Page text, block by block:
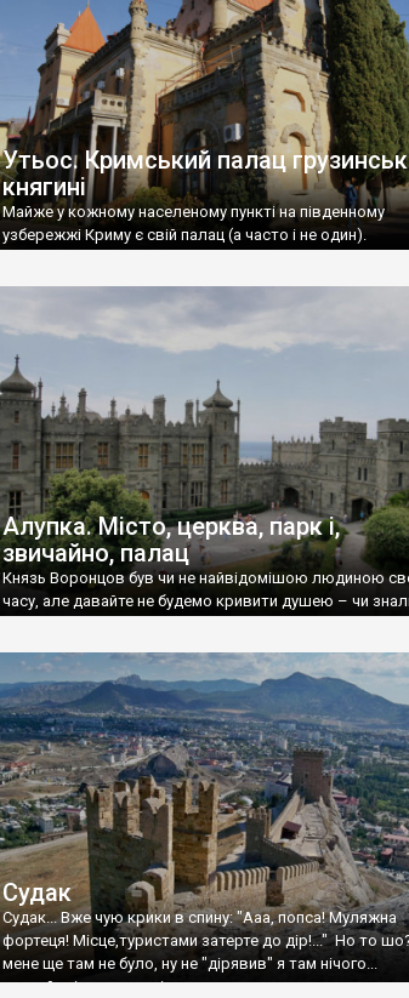
Утьос. Кримський палац
княгині
Майже у кожному населеному пункті на південному
узбережжі Криму є свій палац (а часто і не один).
Алупка. Місто, церква, парк і,
звичайно, палац
Князь Воронцов був чи не найвідомішою людиною
часу, але давайте не будемо кривити душею – чи
Судак
Судак... Вже чую крики в спину: "Ааа, попса! Муляжна
фортеця! Місце,туристами затерте до дір!..." Но то
мене ще там не було, ну не "дірявив" я там нічого...
принаймні до цього літа.